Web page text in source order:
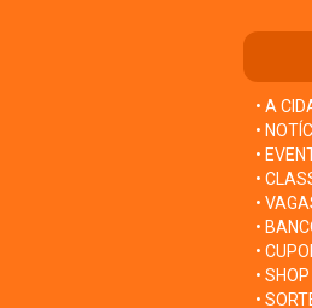
• A
•
•
•
•
•
•
•
•